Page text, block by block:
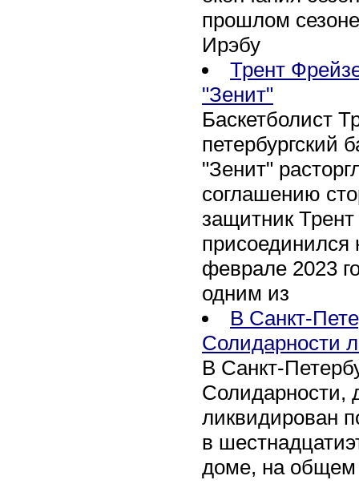
прошлом
Ирэбу
Трент
"Зенит"
Баскетболист
петербургский
"Зенит"
соглашению
защитник
присоединился
феврале 2023
одним из
В Санкт-
Солидарности
В Санкт-
Солидарности,
ликвидирован
в
доме, на общем